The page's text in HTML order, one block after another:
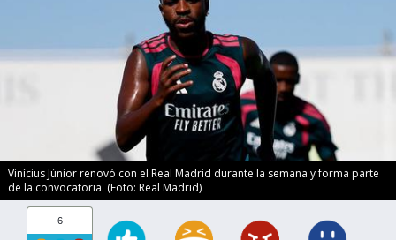
Vinícius Júnior renovó con el Real Madrid durante la semana y forma parte
de la convocatoria. (Foto: Real Madrid)
6